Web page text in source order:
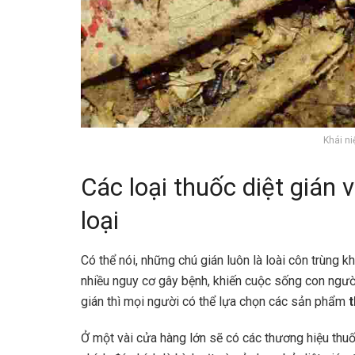
Khái
Các loại thuốc diệt gián
loại
Có thể nói, những chú gián luôn là loài côn trùng
nhiều nguy cơ gây bệnh, khiến cuộc sống con
gián thì mọi người có thể lựa chọn các sản phẩm
Ở một vài cửa hàng lớn sẽ có các thương hiệu